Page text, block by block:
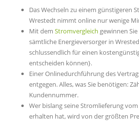
Das Wechseln zu einem günstigeren
Wrestedt nimmt online nur wenige
Mit dem Stromvergleich gewinnen
sämtliche Energieversorger in
schlussendlich für einen
entscheiden können}.
Einer Onlinedurchführung des
entgegen. Alles, was Sie benötigen:
Kundennummer.
Wer bislang seine Stromlieferung
erhalten hat, wird von der größten